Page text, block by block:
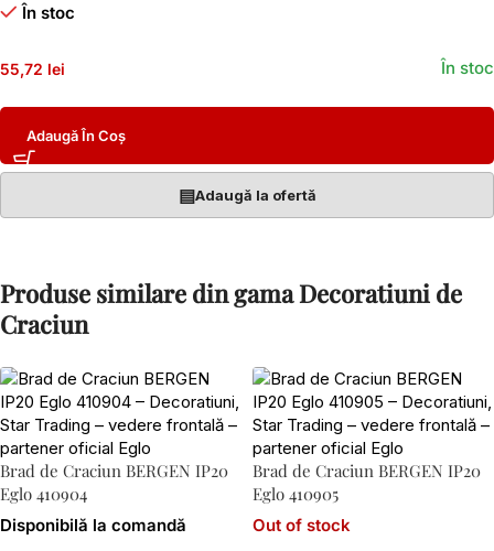
În stoc
55,72 lei În stoc
Adaugă În Coș
▤Adaugă la ofertă
Produse similare din gama Decoratiuni de
Craciun
Brad de Craciun BERGEN IP20
Eglo 410904
Disponibilă la comandă
Brad de Craciun BERGEN IP20
Eglo 410905
Out of stock